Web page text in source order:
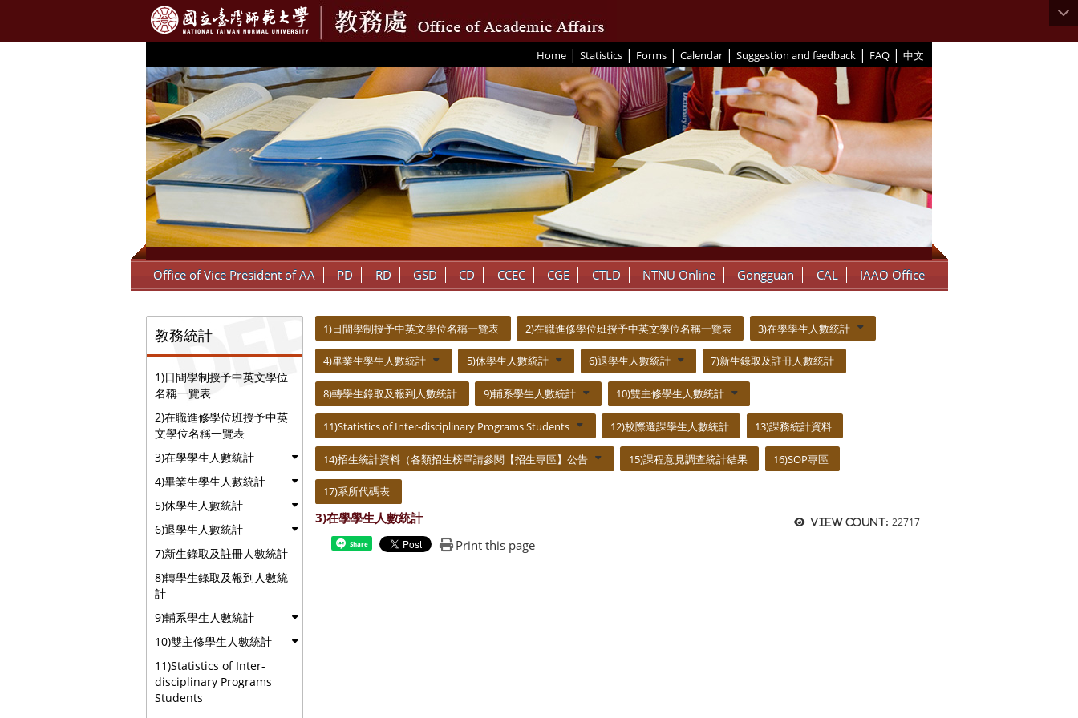
Home | Statistics | Forms | Calendar | Suggestion and feedback | FAQ | 中文
::: Office of Vice President of AA PD RD GSD CD CCEC CGE CTLD NTNU Online Gongguan CAL IAAO Office
教務統計
1)日間學制授予中英文學位
名稱一覽表
2)在職進修學位班授予中英
文學位名稱一覽表
3)在學學生人數統計
4)畢業生學生人數統計
5)休學生人數統計
6)退學生人數統計
7)新生錄取及註冊人數統計
8)轉學生錄取及報到人數統
計
9)輔系學生人數統計
10)雙主修學生人數統計
11)Statistics of Inter-
disciplinary Programs
Students
1)日間學制授予中英文學位名稱一覽表 2)在職進修學位班授予中英文學位名稱一覽表 3)在學學生人數統計
4)畢業生學生人數統計 5)休學生人數統計 6)退學生人數統計 7)新生錄取及註冊人數統計
8)轉學生錄取及報到人數統計 9)輔系學生人數統計 10)雙主修學生人數統計
11)Statistics of Inter-disciplinary Programs Students 12)校際選課學生人數統計 13)課務統計資料
14)招生統計資料（各類招生榜單請參閱【招生專區】公告 15)課程意見調查統計結果 16)SOP專區
17)系所代碼表
View count: 22717
3)在學學生人數統計
Share Print this page